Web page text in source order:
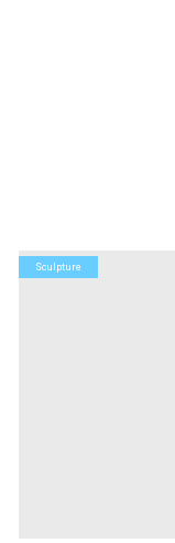
Sculpture